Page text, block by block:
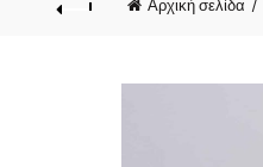
Αρχική σελίδα